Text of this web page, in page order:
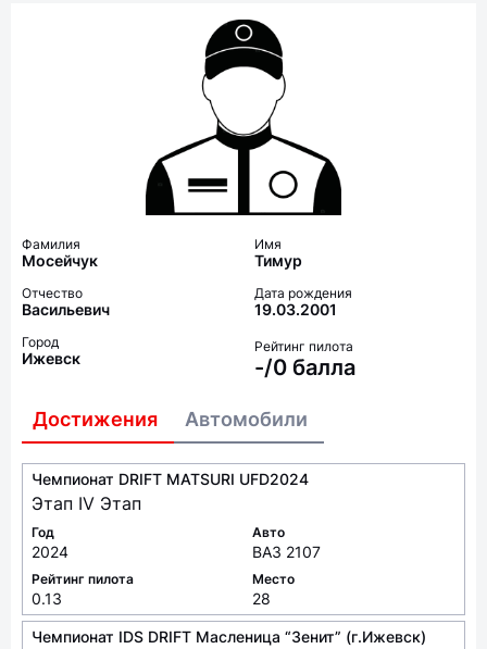
Фамилия
Мосейчук
Имя
Тимур
Отчество
Васильевич
Дата рождения
19.03.2001
Город
Ижевск
Рейтинг пилота
-/0 балла
Достижения Автомобили
Чемпионат DRIFT MATSURI UFD2024
Этап IV Этап
Год
2024
Авто
ВАЗ 2107
Рейтинг пилота
0.13
Место
28
Чемпионат IDS DRIFT Масленица “Зенит” (г.Ижевск)